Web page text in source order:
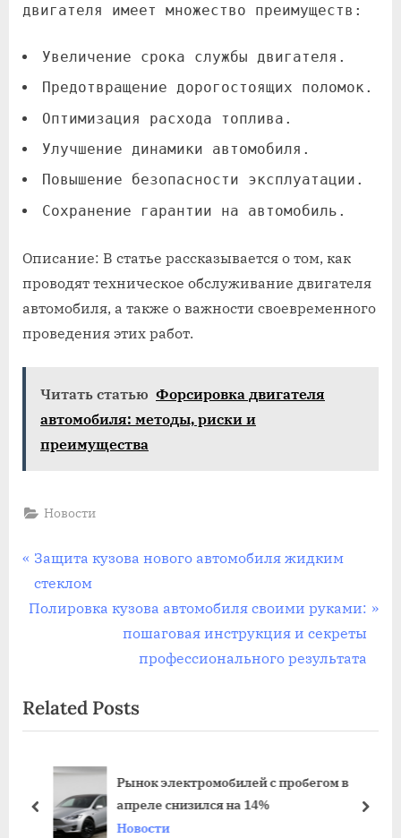
двигателя имеет множество преимуществ:
Увеличение срока службы двигателя.
Предотвращение дорогостоящих поломок.
Оптимизация расхода топлива.
Улучшение динамики автомобиля.
Повышение безопасности эксплуатации.
Сохранение гарантии на автомобиль.
Описание: В статье рассказывается о том, как
проводят техническое обслуживание двигателя
автомобиля, а также о важности своевременного
проведения этих работ.
Читать статью Форсировка двигателя
автомобиля: методы‚ риски и
преимущества
Новости
Навигация
по
записям
P
r
e
u
s
s
Защита кузова нового автомобиля жидким
стеклом
N
P
o
:
Полировка кузова автомобиля своими руками:
пошаговая инструкция и секреты
профессионального результата
Related Posts
Рынок электромобилей с пробегом в
апреле снизился на 14%
Новости
prev next